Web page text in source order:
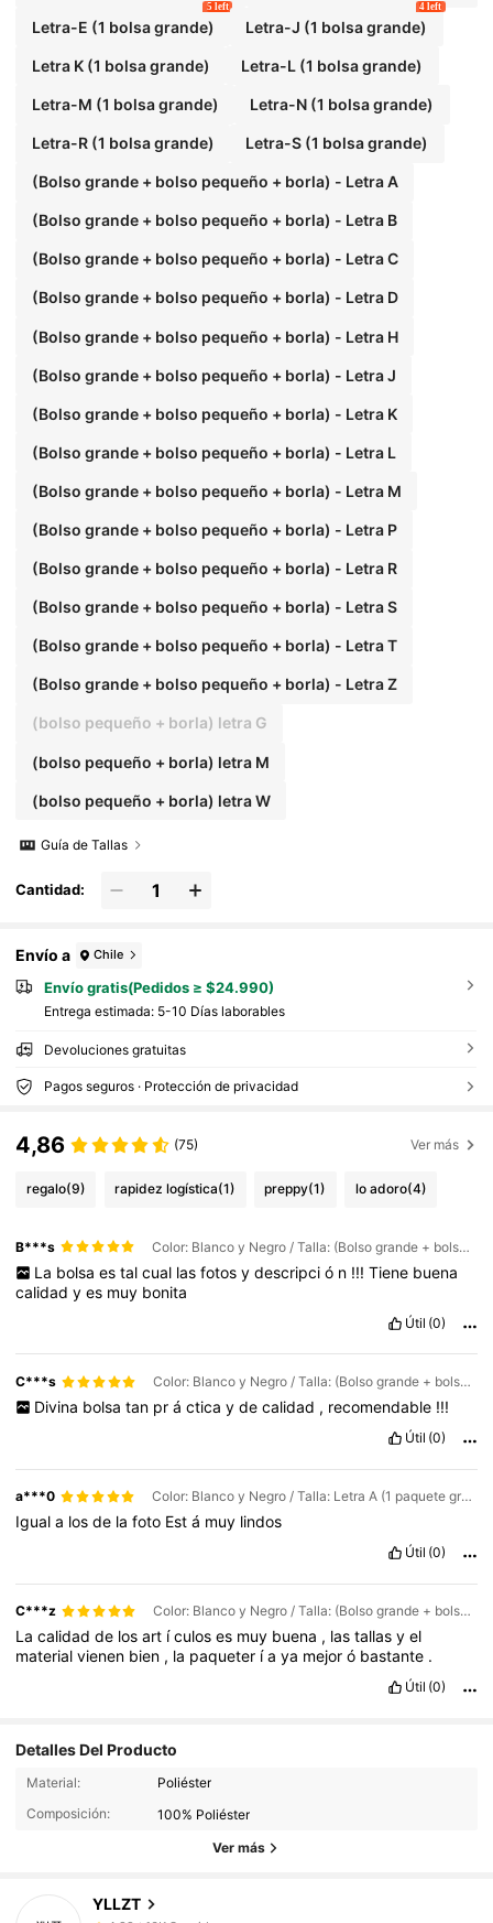
Letra-E (1 bolsa grande)
5 left
Letra-J (1 bolsa grande)
4 left
Letra K (1 bolsa grande) Letra-L (1 bolsa grande)
Letra-M (1 bolsa grande) Letra-N (1 bolsa grande)
Letra-R (1 bolsa grande) Letra-S (1 bolsa grande)
(Bolso grande + bolso pequeño + borla) - Letra A
(Bolso grande + bolso pequeño + borla) - Letra B
(Bolso grande + bolso pequeño + borla) - Letra C
(Bolso grande + bolso pequeño + borla) - Letra D
(Bolso grande + bolso pequeño + borla) - Letra H
(Bolso grande + bolso pequeño + borla) - Letra J
(Bolso grande + bolso pequeño + borla) - Letra K
(Bolso grande + bolso pequeño + borla) - Letra L
(Bolso grande + bolso pequeño + borla) - Letra M
(Bolso grande + bolso pequeño + borla) - Letra P
(Bolso grande + bolso pequeño + borla) - Letra R
(Bolso grande + bolso pequeño + borla) - Letra S
(Bolso grande + bolso pequeño + borla) - Letra T
(Bolso grande + bolso pequeño + borla) - Letra Z
(bolso pequeño + borla) letra G
(bolso pequeño + borla) letra M
(bolso pequeño + borla) letra W
Guía de Tallas
Cantidad:
Envío a Chile
Envío gratis(Pedidos ≥ $24.990)
Entrega estimada: 5-10 Días laborables
Devoluciones gratuitas
Pagos seguros · Protección de privacidad
4,86 (75) Ver más
regalo(9) rapidez logística(1) preppy(1) lo adoro(4)
B***s Color: Blanco y Negro / Talla: (Bolso grande + bolso pequeño + borla) - Letra A
La bolsa es tal cual las fotos y descripci ó n !!! Tiene buena
calidadyes muy bonita
Útil (0)
C***s Color: Blanco y Negro / Talla: (Bolso grande + bolso pequeño + borla) - Letra L
Divina bolsa tan pr á ctica y de calidad , recomendable !!!
Útil (0)
a***0 Color: Blanco y Negro / Talla: Letra A (1 paquete grande)
Iguala losde lafoto Está muy lindos
Útil (0)
C***z Color: Blanco y Negro / Talla: (Bolso grande + bolso pequeño + borla) - Letra R
Lacalidadde losart ículoses muy buena , lastallasyel
materialvienen bien , la paqueter íaya mejoró bastante .
Útil (0)
Detalles Del Producto
Material:
Poliéster
Composición:
100% Poliéster
Ver más
YLLZT
16K Seguidores
16K Seguidores